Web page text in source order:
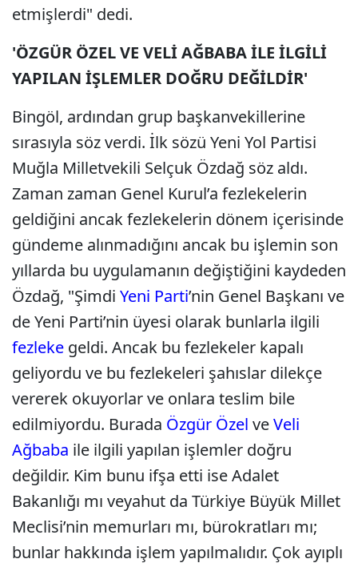
etmişlerdi" dedi.
'ÖZGÜR ÖZEL VE VELİ AĞBABA İLE İLGİLİ
YAPILAN İŞLEMLER DOĞRU DEĞİLDİR'
Bingöl, ardından grup başkanvekillerine
sırasıyla söz verdi. İlk sözü Yeni Yol Partisi
Muğla Milletvekili Selçuk Özdağ söz aldı.
Zaman zaman Genel Kurul’a fezlekelerin
geldiğini ancak fezlekelerin dönem içerisinde
gündeme alınmadığını ancak bu işlemin son
yıllarda bu uygulamanın değiştiğini kaydeden
Özdağ, "Şimdi Yeni Parti’nin Genel Başkanı ve
de Yeni Parti’nin üyesi olarak bunlarla ilgili
fezleke geldi. Ancak bu fezlekeler kapalı
geliyordu ve bu fezlekeleri şahıslar dilekçe
vererek okuyorlar ve onlara teslim bile
edilmiyordu. Burada Özgür Özel veVeli
Ağbaba ile ilgili yapılan işlemler doğru
değildir. Kim bunu ifşa etti ise Adalet
Bakanlığı mı veyahut da Türkiye Büyük Millet
Meclisi’nin memurları mı, bürokratları mı;
bunlar hakkında işlem yapılmalıdır. Çok ayıplı